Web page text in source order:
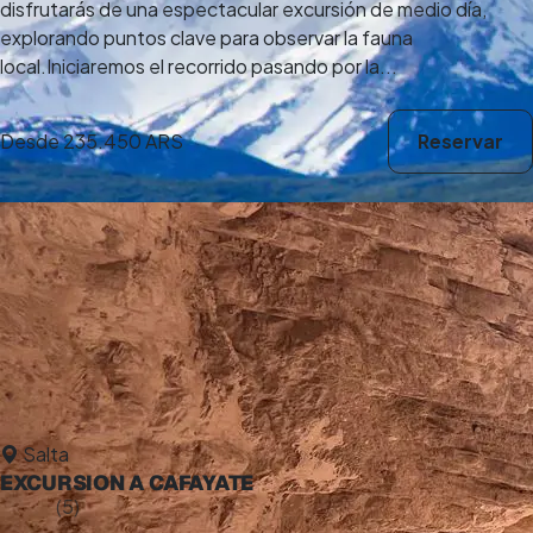
5,0(5)
disfrutarás de una espectacular excursión de medio día,
explorando puntos clave para observar la fauna
local.Iniciaremos el recorrido pasando por la...
Desde235.450 ARS Reservar
Salta
EXCURSION A CAFAYATE